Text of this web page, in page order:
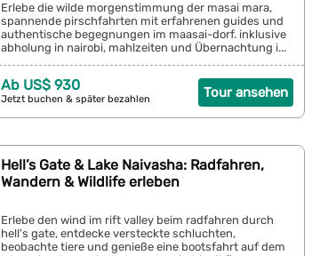
Erlebe die wilde morgenstimmung der masai mara,
spannende pirschfahrten mit erfahrenen guides und
authentische begegnungen im maasai-dorf. inklusive
abholung in nairobi, mahlzeiten und Übernachtung i...
Tour ansehen
Ab US$ 930
Jetzt buchen & später bezahlen
Hell’s Gate & Lake Naivasha: Radfahren,
Wandern & Wildlife erleben
Erlebe den wind im rift valley beim radfahren durch
hell’s gate, entdecke versteckte schluchten,
beobachte tiere und genieße eine bootsfahrt auf dem